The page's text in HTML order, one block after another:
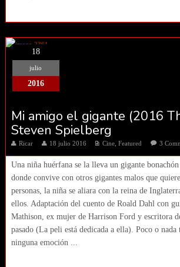
18
julio
2016
Mi amigo el gigante (2016
Steven Spielberg
Ricar 18 julio 2016 Cine, Featured 3
Una niña huérfana se la lleva un gigante
donde convive con otros gigantes malos que
personas, la niña se aliara con la reina de
ellos. Adaptación del cuento de Roald Dahl con
Mathison, ex mujer de Harrison Ford y escritora
pasado (La peli está dedicada a ella). Poco o
ninguna emoción ...